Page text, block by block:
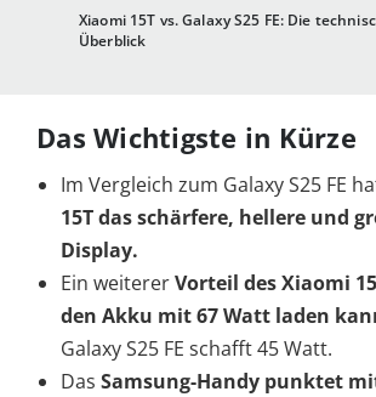
Xiaomi 15T vs. Galaxy S25 FE: Die
Überblick
Das Wichtigste in Kürze
Im Vergleich zum Galaxy S25 FE
15T das schärfere, hellere und
Display.
Ein weitererVorteil des Xiaomi
den Akku mit 67 Watt laden
Galaxy S25 FE schafft 45 Watt.
Das Samsung-Handy punktet